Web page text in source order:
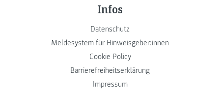
Infos
Datenschutz
Meldesystem für Hinweisgeber:innen
Cookie Policy
Barrierefreiheitserklärung
Impressum